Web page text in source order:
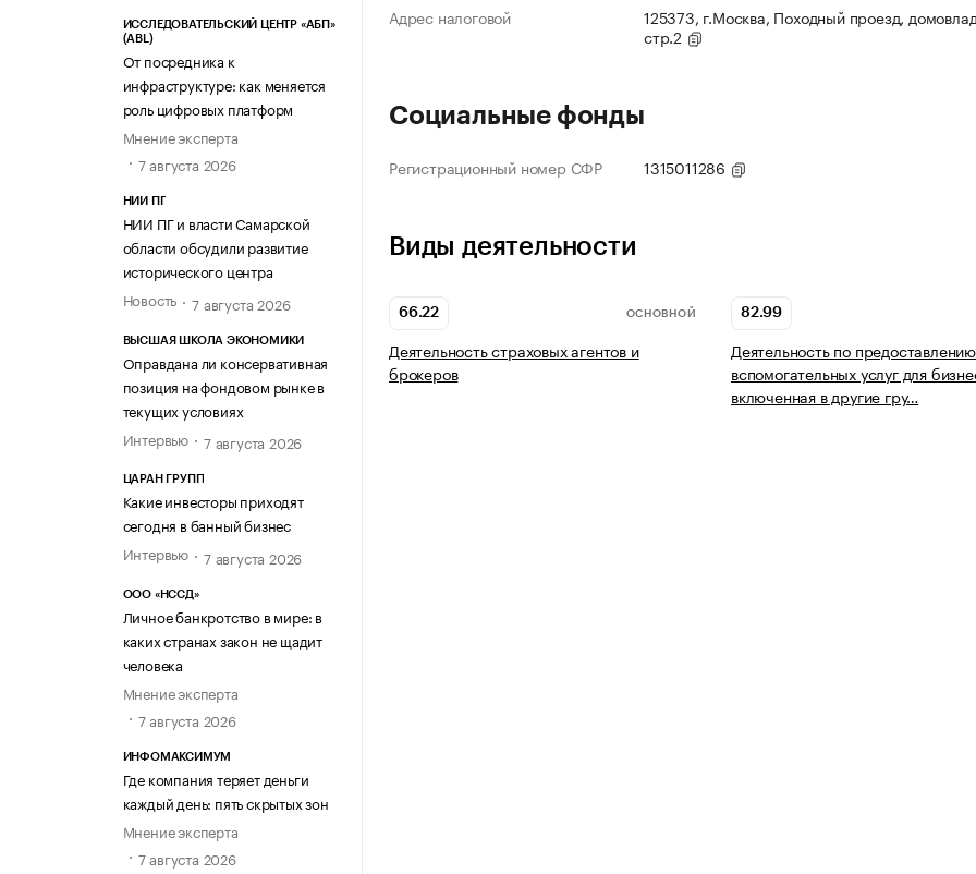
ИССЛЕДОВАТЕЛЬСКИЙ ЦЕНТР «АБП»
(ABL)
От посредника к
инфраструктуре: как меняется
роль цифровых платформ
Мнение эксперта
7 августа 2026
НИИ ПГ
НИИ ПГ и власти Самарской
области обсудили развитие
исторического центра
Новость
7 августа 2026
ВЫСШАЯ ШКОЛА ЭКОНОМИКИ
Оправдана ли консервативная
позиция на фондовом рынке в
текущих условиях
Интервью
7 августа 2026
ЦАРАН ГРУПП
Какие инвесторы приходят
сегодня в банный бизнес
Интервью
7 августа 2026
ООО «НССД»
Личное банкротство в мире: в
каких странах закон не щадит
человека
Мнение эксперта
7 августа 2026
ИНФОМАКСИМУМ
Где компания теряет деньги
каждый день: пять скрытых зон
Мнение эксперта
7 августа 2026
Адрес налоговой
125373, г.Москва, Походный проезд,
стр.2
Социальные фонды
Регистрационный номер СФР 1315011286
Виды деятельности
66.22 ОСНОВНОЙ
Деятельность страховых агентов и
брокеров
82.99
Деятельность по
вспомогательных услуг для
включенная в другие гру…